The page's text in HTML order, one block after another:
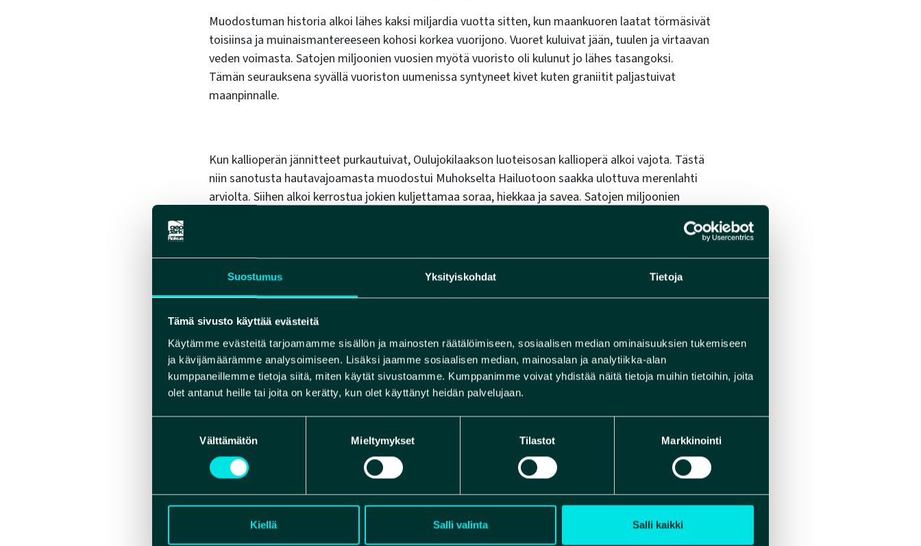
Suostumus Yksityiskohdat Tietoja
Tämä sivusto käyttää evästeitä
Käytämme evästeitä tarjoamamme sisällön ja mainosten räätälöimiseen, sosiaalisen median ominaisuuksien tukemiseen
ja kävijämäärämme analysoimiseen. Lisäksi jaamme sosiaalisen median, mainosalan ja analytiikka-alan
kumppaneillemme tietoja siitä, miten käytät sivustoamme. Kumppanimme voivat yhdistää näitä tietoja muihin tietoihin, joita
olet antanut heille tai joita on kerätty, kun olet käyttänyt heidän palvelujaan.
Välttämätön Mieltymykset Tilastot Markkinointi
Kiellä Salli valinta Salli kaikki
Muodostuman historia alkoi lähes kaksi miljardia vuotta sitten, kun maankuoren laatat törmäsivät
toisiinsa ja muinaismantereeseen kohosi korkea vuorijono. Vuoret kuluivat jään, tuulen ja virtaavan
veden voimasta. Satojen miljoonien vuosien myötä vuoristo oli kulunut jo lähes tasangoksi.
Tämän seurauksena syvällä vuoriston uumenissa syntyneet kivet kuten graniitit paljastuivat
maanpinnalle.
Kun kallioperän jännitteet purkautuivat, Oulujokilaakson luoteisosan kallioperä alkoi vajota. Tästä
niin sanotusta hautavajoamasta muodostui Muhokselta Hailuotoon saakka ulottuva merenlahti
arviolta. Siihen alkoi kerrostua jokien kuljettamaa soraa, hiekkaa ja savea. Satojen miljoonien
Hautavajoama löydettiin vasta, kun Oulujoen vesivoimaloita alettiin valmistella 1930-luvulla. Ainoa
kohta, jossa Muhos-muodostuman kivettynyttä soraa voi nähdä maanpinnalla, on Muhoksen
Kieksin kylässä Lemmenpolku-luontoreitin varrella. Muodostuman alimman kerroksen eli niin
kutsutun konglomeraatin paljastuman vuoksi rantakallio on luonnonsuojelulailla rauhoitettu.
Muodostuman reuna erottuu maisemassa portaana, jonka kohdalla graniittinen peruskallio
sukeltaa syvälle maanpinnan alle.
Muhos-muodostuman vaikutus Rokua Geoparkin
syntyyn
Muhos-muodostumalla on tärkeä merkitys koko Rokua Geoparkin syntytarinassa. Kun jäämassat